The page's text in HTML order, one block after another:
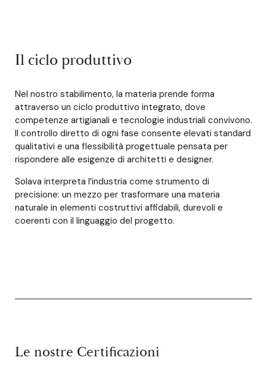
Il ciclo produttivo
Nel nostro stabilimento, la materia prende forma
attraverso un ciclo produttivo integrato, dove
competenze artigianali e tecnologie industriali convivono.
Il controllo diretto di ogni fase consente elevati standard
qualitativi e una flessibilità progettuale pensata per
rispondere alle esigenze di architetti e designer.
Solava interpreta l’industria come strumento di
precisione: un mezzo per trasformare una materia
naturale in elementi costruttivi affidabili, durevoli e
coerenti con il linguaggio del progetto.
Le nostre Certificazioni